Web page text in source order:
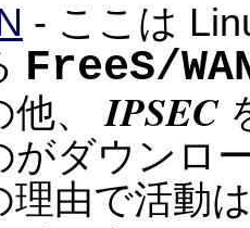
- ここは
FreeS/
他、IPSEC
がダウンロ
理由で活動